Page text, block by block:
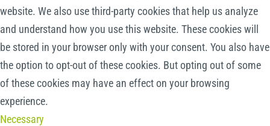
website. We also use third-party cookies that help us analyze
and understand how you use this website. These cookies will
be stored in your browser only with your consent. You also have
the option to opt-out of these cookies. But opting out of some
of these cookies may have an effect on your browsing
experience.
Necessary